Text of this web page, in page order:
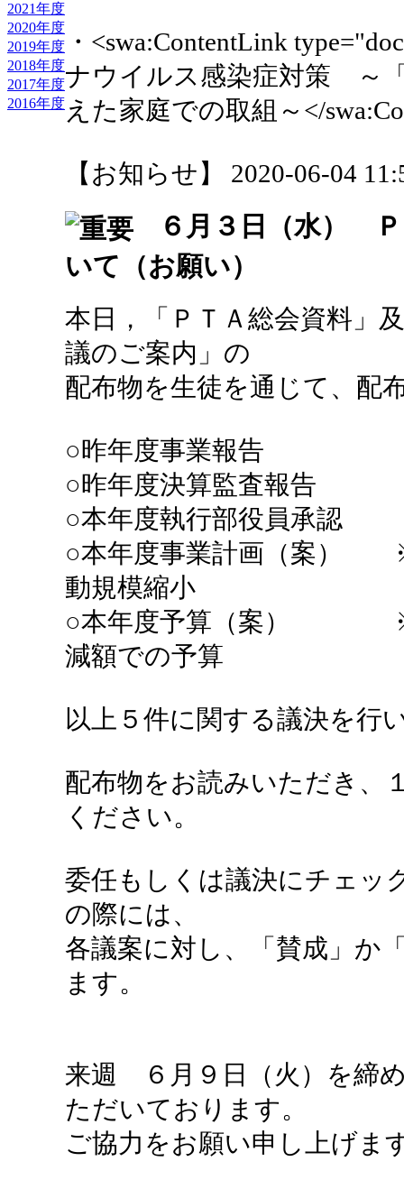
2021年度
2020年度
2019年度
2018年度
2017年度
2016年度
・<swa:ContentLink
ナウイルス感染症対策 ～
えた家庭での取組～</
【お知らせ】 2020-06-04
６月３日（水）
いて（お願い）
本日，「ＰＴＡ総会資料」
議のご案内」の
配布物を生徒を通じて、配
○昨年度事業報告
○昨年度決算監査報告
○本年度執行部役員承認
○本年度事業計画（案）
動規模縮小
○本年度予算（案） ※
減額での予算
以上５件に関する議決を行
配布物をお読みいただき、
ください。
委任もしくは議決にチェッ
の際には、
各議案に対し、「賛成」か
ます。
来週 ６月９日（火）を締
ただいております。
ご協力をお願い申し上げま